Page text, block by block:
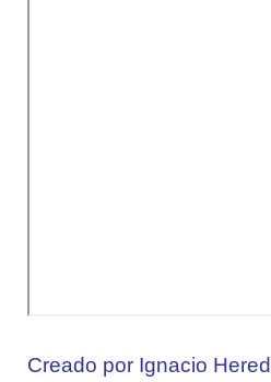
Creado por Ignacio